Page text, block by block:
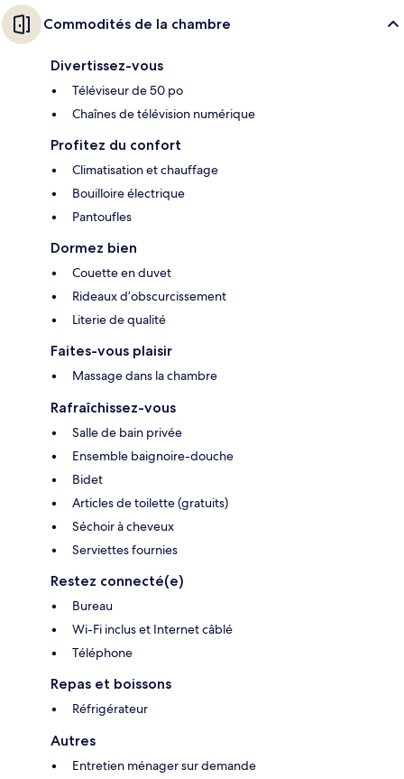
Commodités de la chambre
Divertissez-vous
Téléviseur de 50 po
Chaînes de télévision numérique
Profitez du confort
Climatisation et chauffage
Bouilloire électrique
Pantoufles
Dormez bien
Couette en duvet
Rideaux d’obscurcissement
Literie de qualité
Faites-vous plaisir
Massage dans la chambre
Rafraîchissez-vous
Salle de bain privée
Ensemble baignoire-douche
Bidet
Articles de toilette (gratuits)
Séchoir à cheveux
Serviettes fournies
Restez connecté(e)
Bureau
Wi-Fi inclus et Internet câblé
Téléphone
Repas et boissons
Réfrigérateur
Autres
Entretien ménager sur demande